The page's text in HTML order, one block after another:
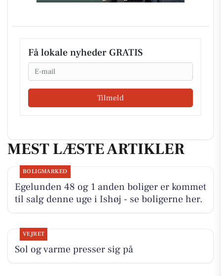
Få lokale nyheder GRATIS
Email
Tilmeld
MEST LÆSTE ARTIKLER
BOLIGMARKED
Egelunden 48 og 1 anden boliger er kommet
til salg denne uge i Ishøj - se boligerne her.
VEJRET
Sol og varme presser sig på